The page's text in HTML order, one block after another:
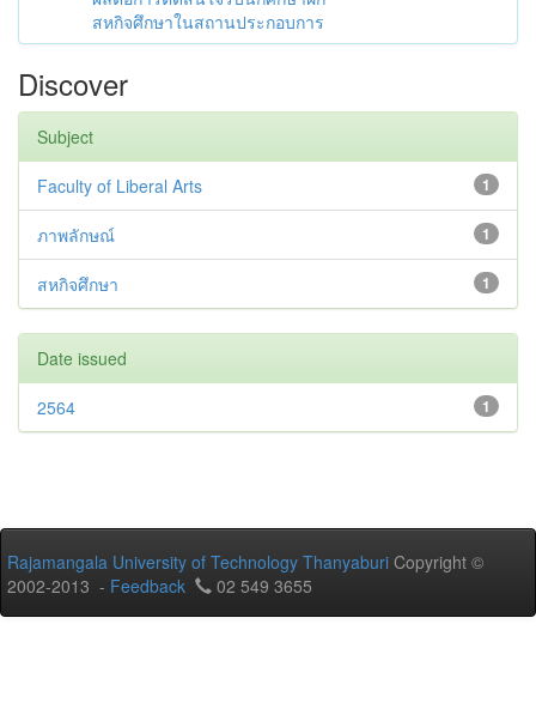
สหกิจศึกษาในสถานประกอบการ
Discover
Subject
1
Faculty of Liberal Arts
1
ภาพลักษณ์
1
สหกิจศึกษา
Date issued
1
2564
Rajamangala University of Technology Thanyaburi Copyright ©
2002-2013 - Feedback 02 549 3655